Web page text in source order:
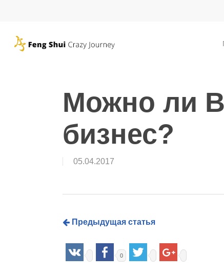
main
content
Можно ли
бизнес?
05.04.2017
Предыдущая статья
0